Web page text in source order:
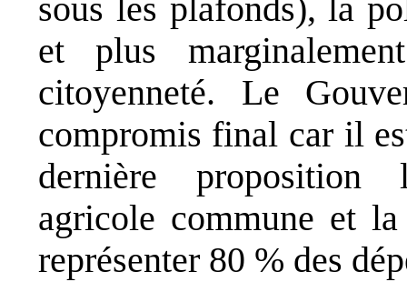
sous les plafonds), la
et plus
citoyenneté. Le
compromis final car il
dernière proposition
agricole commune et
représenter 80 % des